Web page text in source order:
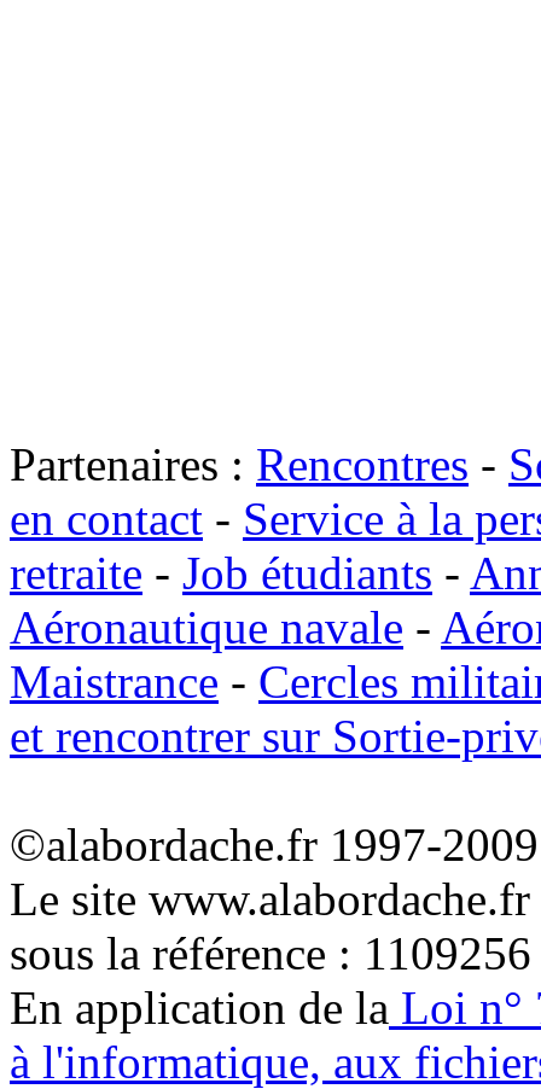
Partenaires : Rencontres -
en contact - Service à la
retraite - Job étudiants -
Aéronautique navale -
Maistrance - Cercles
et rencontrer sur Sortie-
©alabordache.fr 1997-
Le site
sous la référence : 1109256
En application de la Loi n°
à l'informatique, aux